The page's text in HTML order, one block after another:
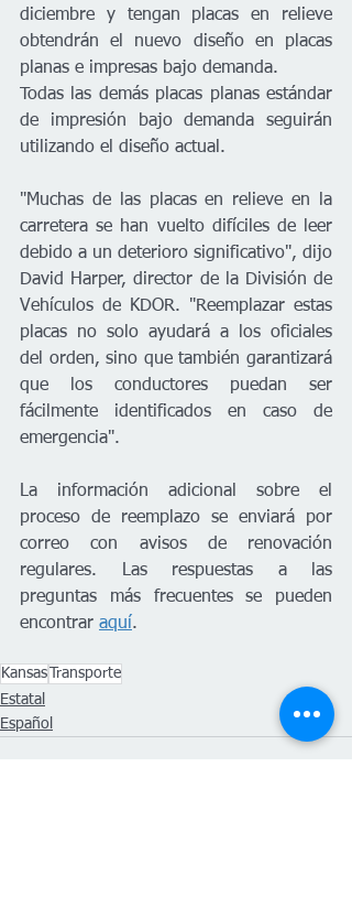
diciembre y tengan placas en relieve
obtendrán el nuevo diseño en placas
planas e impresas bajo demanda.
Todas las demás placas planas estándar
de impresión bajo demanda seguirán
utilizando el diseño actual.
"Muchas de las placas en relieve en la
carretera se han vuelto difíciles de leer
debido a un deterioro significativo", dijo
David Harper, director de la División de
Vehículos de KDOR. "Reemplazar estas
placas no solo ayudará a los oficiales
del orden, sino que también garantizará
que los conductores puedan ser
fácilmente identificados en caso de
emergencia".
La información adicional sobre el
proceso de reemplazo se enviará por
correo con avisos de renovación
regulares. Las respuestas a las
preguntas más frecuentes se pueden
encontrar aquí.
KansasTransporte
Estatal
Español